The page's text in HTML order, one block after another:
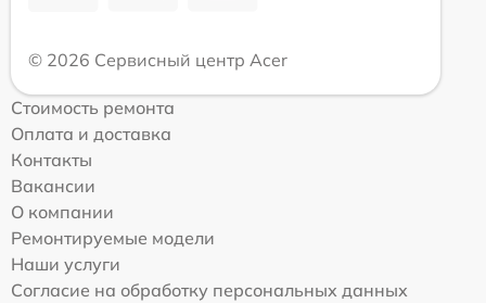
© 2026 Сервисный центр Acer
Стоимость ремонта
Оплата и доставка
Контакты
Вакансии
О компании
Ремонтируемые модели
Наши услуги
Согласие на обработку персональных данных